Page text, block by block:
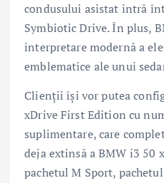
condusului asistat intră
Symbiotic Drive. În plus,
interpretare modernă a
emblematice ale unui
Clienţii își vor putea
xDrive First Edition cu
suplimentare, care
deja extinsă a BMW i3 50
pachetul M Sport,